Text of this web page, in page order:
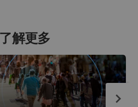
了解更多